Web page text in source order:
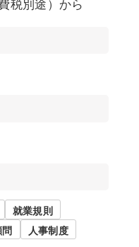
就業規則
人事制度